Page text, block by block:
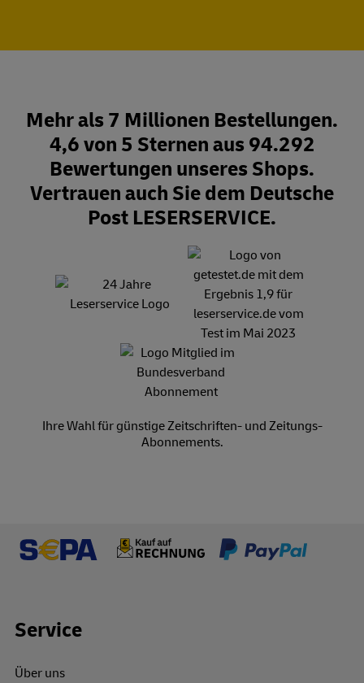
Mehr als 7 Millionen Bestellungen.
4,6 von 5 Sternen aus 94.292
Bewertungen unseres Shops.
Vertrauen auch Sie dem Deutsche
Post LESERSERVICE.
Ihre Wahl für günstige Zeitschriften- und Zeitungs-
Abonnements.
Footer Links
Service
Über uns